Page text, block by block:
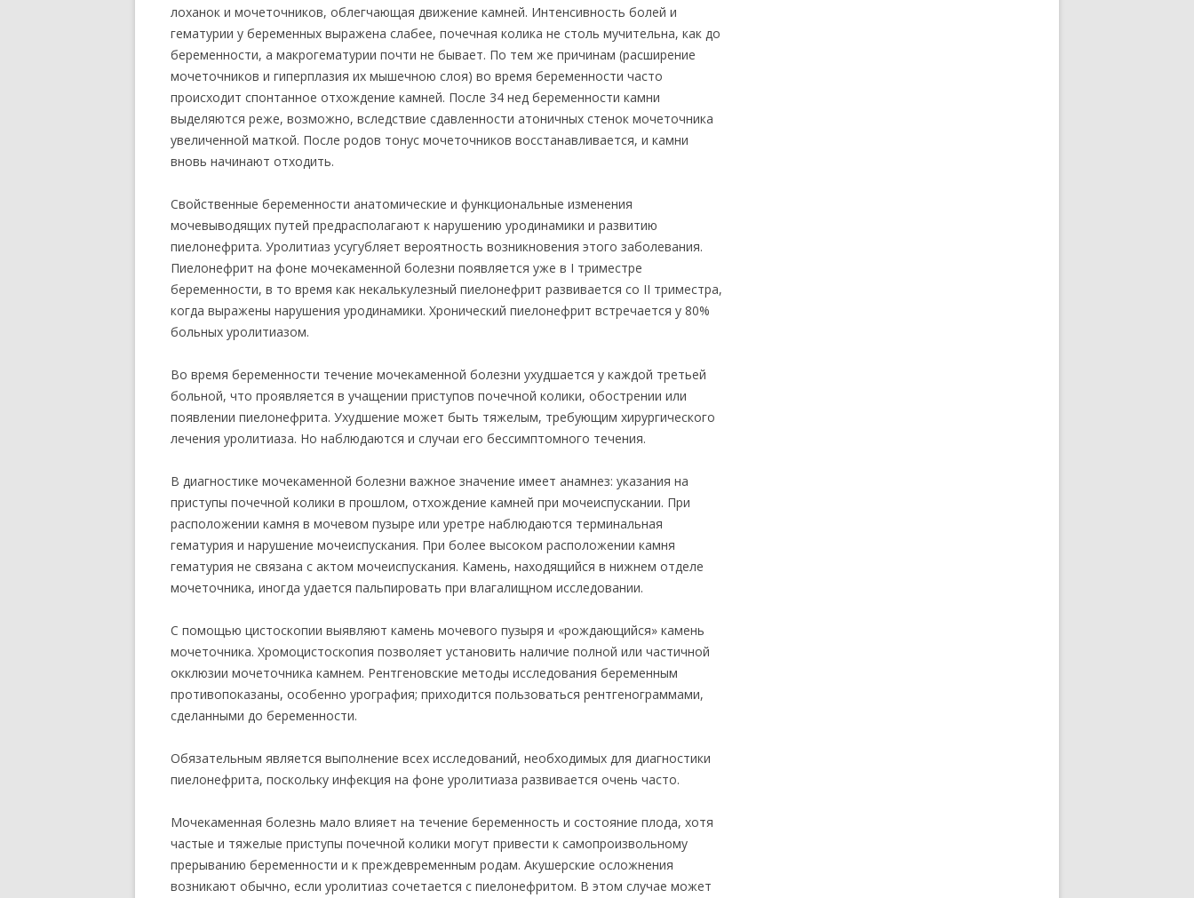
лоханок и мочеточников, облегчающая движение камней. Интенсивность болей и
гематурии у беременных выражена слабее, почечная колика не столь мучительна, как до
беременности, а макрогематурии почти не бывает. По тем же причинам (расширение
мочеточников и гиперплазия их мышечною слоя) во время беременности часто
происходит спонтанное отхождение камней. После 34 нед беременности камни
выделяются реже, возможно, вследствие сдавленности атоничных стенок мочеточника
увеличенной маткой. После родов тонус мочеточников восстанавливается, и камни
вновь начинают отходить.
Свойственные беременности анатомические и функциональные изменения
мочевыводящих путей предрасполагают к нарушению уродинамики и развитию
пиелонефрита. Уролитиаз усугубляет вероятность возникновения этого заболевания.
Пиелонефрит на фоне мочекаменной болезни появляется уже в I триместре
беременности, в то время как некалькулезный пиелонефрит развивается со II триместра,
когда выражены нарушения уродинамики. Хронический пиелонефрит встречается у 80%
больных уролитиазом.
Во время беременности течение мочекаменной болезни ухудшается у каждой третьей
больной, что проявляется в учащении приступов почечной колики, обострении или
появлении пиелонефрита. Ухудшение может быть тяжелым, требующим хирургического
лечения уролитиаза. Но наблюдаются и случаи его бессимптомного течения.
В диагностике мочекаменной болезни важное значение имеет анамнез: указания на
приступы почечной колики в прошлом, отхождение камней при мочеиспускании. При
расположении камня в мочевом пузыре или уретре наблюдаются терминальная
гематурия и нарушение мочеиспускания. При более высоком расположении камня
гематурия не связана с актом мочеиспускания. Камень, находящийся в нижнем отделе
мочеточника, иногда удается пальпировать при влагалищном исследовании.
С помощью цистоскопии выявляют камень мочевого пузыря и «рождающийся» камень
мочеточника. Хромоцистоскопия позволяет установить наличие полной или частичной
окклюзии мочеточника камнем. Рентгеновские методы исследования беременным
противопоказаны, особенно урография; приходится пользоваться рентгенограммами,
сделанными до беременности.
Обязательным является выполнение всех исследований, необходимых для диагностики
пиелонефрита, поскольку инфекция на фоне уролитиаза развивается очень часто.
Мочекаменная болезнь мало влияет на течение беременность и состояние плода, хотя
частые и тяжелые приступы почечной колики могут привести к самопроизвольному
прерыванию беременности и к преждевременным родам. Акушерские осложнения
возникают обычно, если уролитиаз сочетается с пиелонефритом. В этом случае может